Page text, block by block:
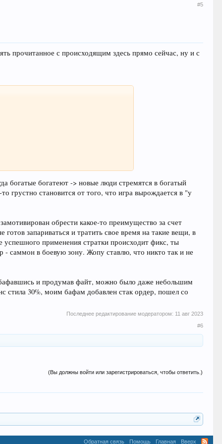
#5
прочитанное с происходящим здесь прямо сейчас, ну и с
богатые богатеют -> новые люди стремятся в богатый
грустно становится от того, что игра вырождается в "у
обрести какое-то преимущество за счет
запариваться и тратить свое время на такие вещи, в
успешного применения стратки происходит фикс, ты
саммон в боевую зону. Жопу ставлю, что никто так и не
и продумав файт, можно было даже небольшим
стила 30%, моим бафам добавлен стак ордер, пошел со
Последнее редактирование модератором: 11 авг 2023
#6
(Вы должны войти или зарегистрироваться, чтобы ответить.)
Обратная связь Помощь Главная Вверх